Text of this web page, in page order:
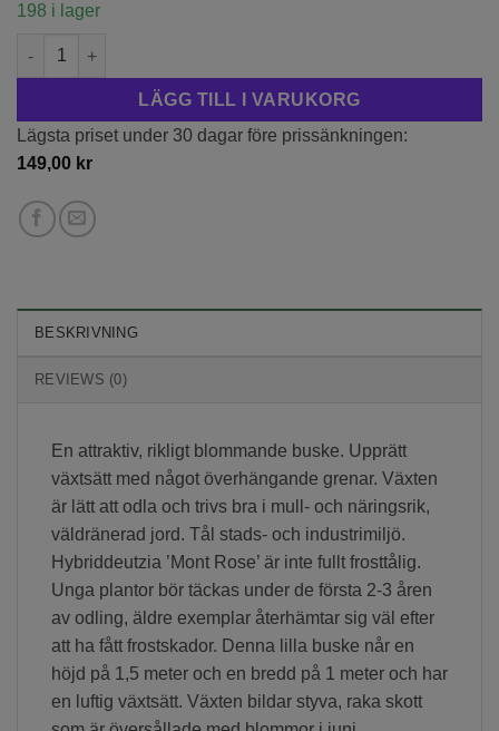
198 i lager
Hybriddeutzia 'Mont Rose' mängd
LÄGG TILL I VARUKORG
Lägsta priset under 30 dagar före prissänkningen:
149,00 kr
BESKRIVNING
REVIEWS (0)
En attraktiv, rikligt blommande buske. Upprätt
växtsätt med något överhängande grenar. Växten
är lätt att odla och trivs bra i mull- och näringsrik,
väldränerad jord. Tål stads- och industrimiljö.
Hybriddeutzia ’Mont Rose’ är inte fullt frosttålig.
Unga plantor bör täckas under de första 2-3 åren
av odling, äldre exemplar återhämtar sig väl efter
att ha fått frostskador. Denna lilla buske når en
höjd på 1,5 meter och en bredd på 1 meter och har
en luftig växtsätt. Växten bildar styva, raka skott